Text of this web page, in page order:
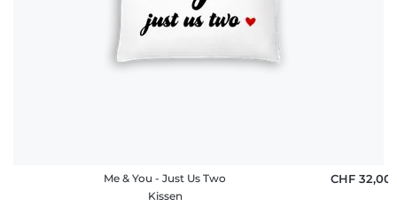
Me & You - Just Us Two
Kissen
CHF 32,00